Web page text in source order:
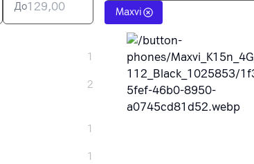
До
1
2
1
1
Maxvi